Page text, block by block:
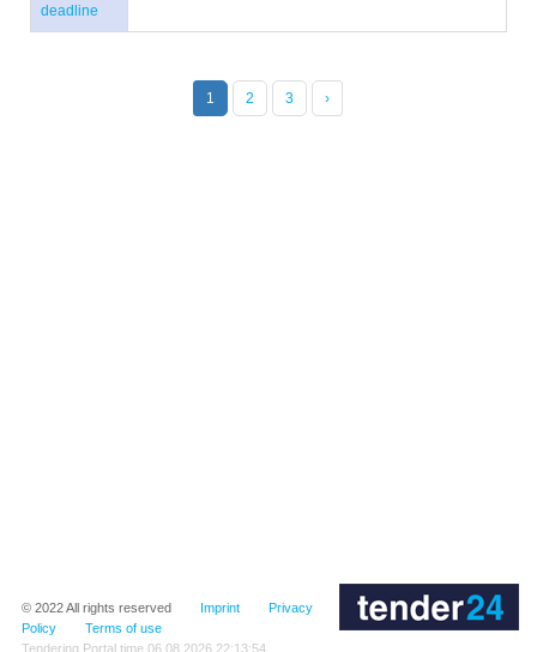
deadline
1 2 3 ›
© 2022All rights reserved Imprint
Privacy
Policy
Terms of use
Tendering Portal time 06.08.2026 22:13:54